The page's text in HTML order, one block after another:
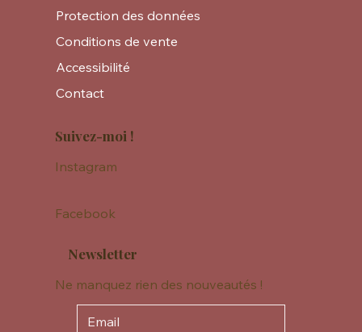
Protection des données
Conditions de vente
Accessibilité
Contact
Suivez-moi !
Instagram
Facebook
Newsletter
Ne manquez rien des nouveautés !